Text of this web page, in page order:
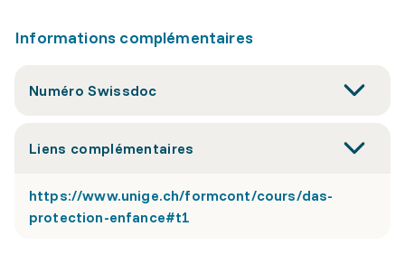
Informations complémentaires
Numéro Swissdoc
Liens complémentaires
https://www.unige.ch/formcont/cours/das-
protection-enfance#t1